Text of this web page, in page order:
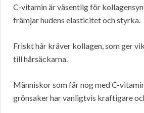
C-vitamin är väsentlig för
främjar hudens elasticitet och styrka.
Friskt hår kräver kollagen, som ger
till hårsäckarna.
Människor som får nog med C-
grönsaker har vanligtvis kraftigare